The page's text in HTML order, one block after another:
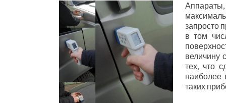
запросто
в том
величину
тех, что
наиболее
таких